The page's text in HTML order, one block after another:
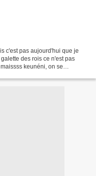
c'est pas aujourd'hui que je
des rois ce n'est pas
keunéni, on se